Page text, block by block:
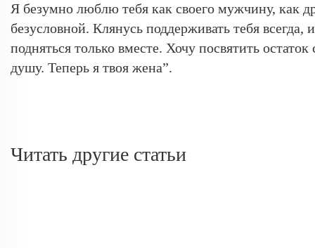
Я безумно люблю тебя как своего мужчину, как
безусловной. Клянусь поддерживать тебя
подняться только вместе. Хочу посвятить
душу. Теперь я твоя жена”.
Читать другие статьи